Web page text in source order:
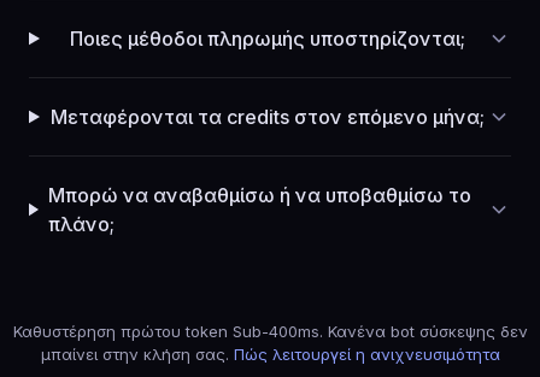
Ποιες μέθοδοι πληρωμής υποστηρίζονται;
Μεταφέρονται τα credits στον επόμενο μήνα;
Μπορώ να αναβαθμίσω ή να υποβαθμίσω το
πλάνο;
Καθυστέρηση πρώτου token Sub-400ms. Κανένα bot σύσκεψης δεν
μπαίνει στην κλήση σας. Πώς λειτουργεί η ανιχνευσιμότητα